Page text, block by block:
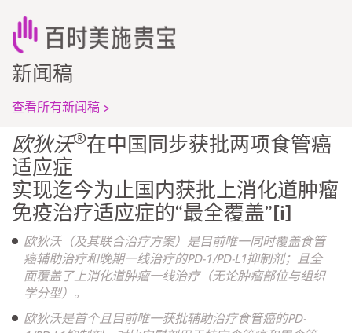
新闻稿
查看所有新闻稿 >
欧狄沃®在中国同步获批两项食管癌
适应症
实现迄今为止国内获批上消化道肿瘤
免疫治疗适应症的“最全覆盖” [i]
欧狄沃（及其联合治疗方案）是目前唯一同时覆盖食管
癌辅助治疗和晚期一线治疗的PD-1/PD-L1抑制剂；且全
面覆盖了上消化道肿瘤一线治疗（无论肿瘤部位与组织
学分型）。
欧狄沃是首个且目前唯一获批辅助治疗食管癌的PD-